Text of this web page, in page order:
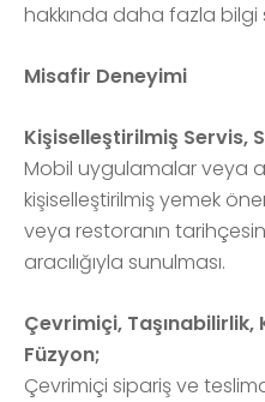
hakkında daha fazla bilgi
Misafir Deneyimi
Kişiselleştirilmiş Servis,
Mobil uygulamalar veya
kişiselleştirilmiş yemek
veya restoranın
aracılığıyla sunulması.
Çevrimiçi, Taşınabilirlik,
Füzyon;
Çevrimiçi sipariş ve